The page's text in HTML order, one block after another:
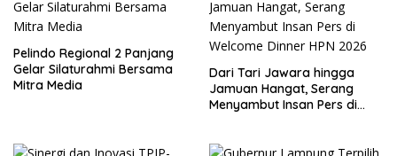
Pelindo Regional 2 Panjang
Gelar Silaturahmi Bersama
Mitra Media
Dari Tari Jawara hingga
Jamuan Hangat, Serang
Menyambut Insan Pers di